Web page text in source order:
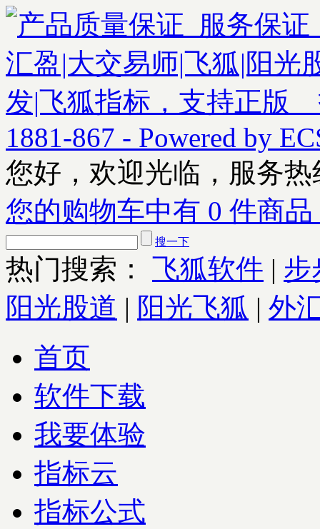
您好，欢迎光临，服务热
您的购物车中有 0 件商
搜一下
热门搜索： 飞狐软件 | 步
阳光股道 | 阳光飞狐 | 外
首页
软件下载
我要体验
指标云
指标公式